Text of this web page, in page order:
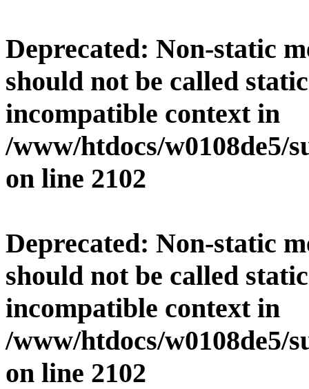
Deprecated: Non-static
should not be called
incompatible context in
/www/htdocs/w0108de5/
on line 2102
Deprecated: Non-static
should not be called
incompatible context in
/www/htdocs/w0108de5/
on line 2102